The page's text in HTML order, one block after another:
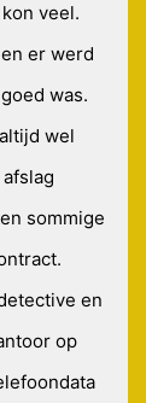
veel.
er werd
was.
wel
sommige
en
op